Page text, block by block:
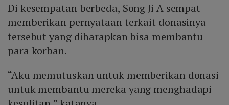
Di kesempatan berbeda, Song Ji A sempat
memberikan pernyataan terkait donasinya
tersebut yang diharapkan bisa membantu
para korban.
“Aku memutuskan untuk memberikan donasi
untuk membantu mereka yang menghadapi